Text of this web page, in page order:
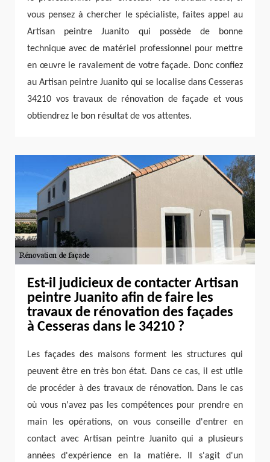
vous pensez à chercher le spécialiste, faites appel au
Artisan peintre Juanito qui possède de bonne
technique avec de matériel professionnel pour mettre
en œuvre le ravalement de votre façade. Donc confiez
au Artisan peintre Juanito qui se localise dans Cesseras
34210 vos travaux de rénovation de façade et vous
obtiendrez le bon résultat de vos attentes.
Est-il judicieux de contacter Artisan
peintre Juanito afin de faire les
travaux de rénovation des façades
à Cesseras dans le 34210 ?
Les façades des maisons forment les structures qui
peuvent être en très bon état. Dans ce cas, il est utile
de procéder à des travaux de rénovation. Dans le cas
où vous n'avez pas les compétences pour prendre en
main les opérations, on vous conseille d'entrer en
contact avec Artisan peintre Juanito qui a plusieurs
années d'expérience en la matière. Il s'agit d'un